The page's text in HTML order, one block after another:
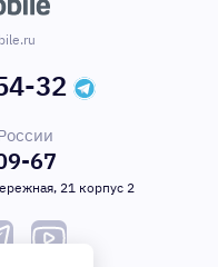
32
67
21 корпус 2